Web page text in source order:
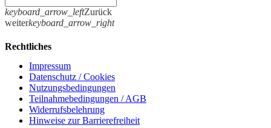
keyboard_arrow_leftZurück
weiterkeyboard_arrow_right
Rechtliches
Impressum
Datenschutz / Cookies
Nutzungsbedingungen
Teilnahmebedingungen / AGB
Widerrufsbelehrung
Hinweise zur Barrierefreiheit